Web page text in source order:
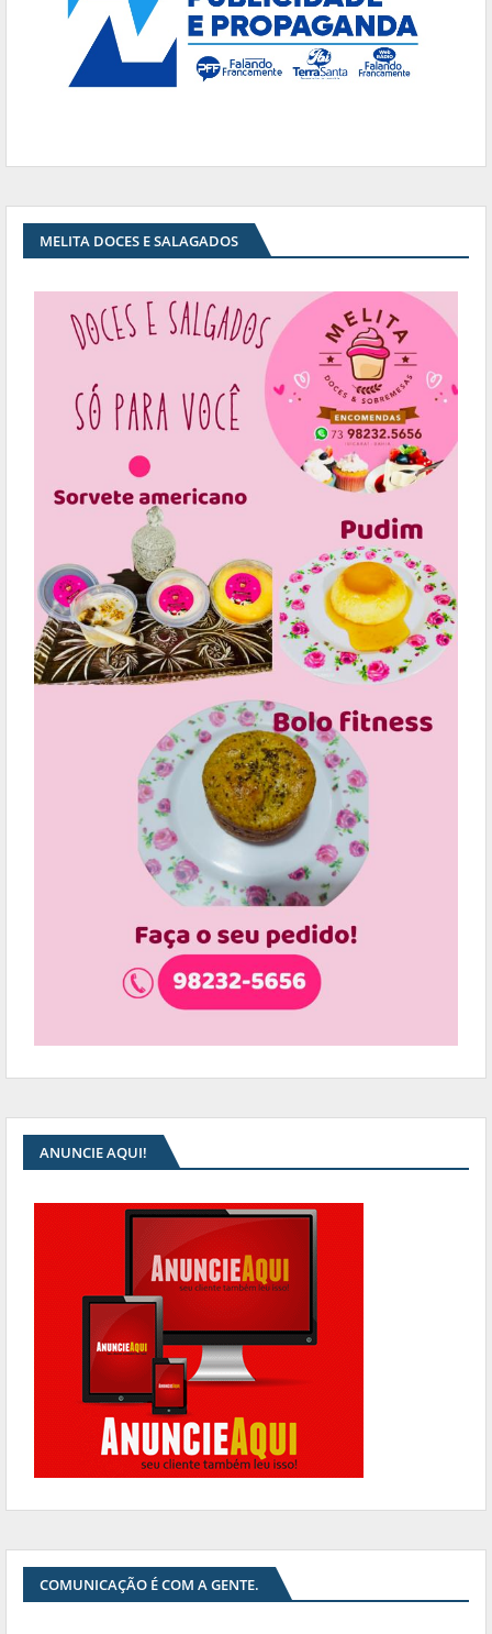
MELITA DOCES E SALAGADOS
ANUNCIE AQUI!
COMUNICAÇÃO É COM A GENTE.